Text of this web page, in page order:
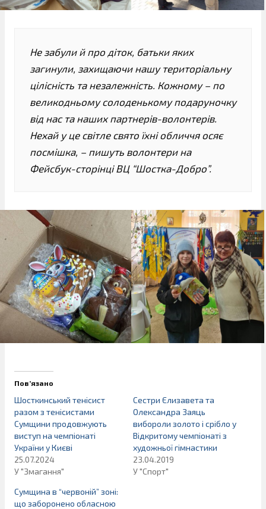
Не забули й про діток, батьки яких
загинули, захищаючи нашу територіальну
цілісність та незалежність. Кожному – по
великодньому солоденькому подаруночку
від нас та наших партнерів-волонтерів.
Нехай у це світле свято їхні обличчя осяє
посмішка, – пишуть волонтери на
Фейсбук-сторінці ВЦ “Шостка-Добро”.
Пов’язано
Шосткинський тенісист
разом з тенісистами
Сумщини продовжують
виступ на чемпіонаті
України у Києві
25.07.2024
У "Змагання"
Сестри Єлизавета та
Олександра Заяць
вибороли золото і срібло у
Відкритому чемпіонаті з
художньої гімнастики
23.04.2019
У "Спорт"
Сумщина в “червоній” зоні:
що заборонено обласною